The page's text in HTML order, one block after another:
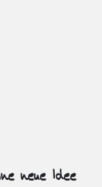
neue Idee